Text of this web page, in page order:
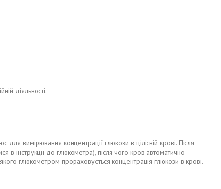
діяльності.
вимірювання концентрації глюкози в цілісній крові. Після
в інструкції до глюкометра), після чого кров автоматично
глюкометром прораховується концентрація глюкози в крові.